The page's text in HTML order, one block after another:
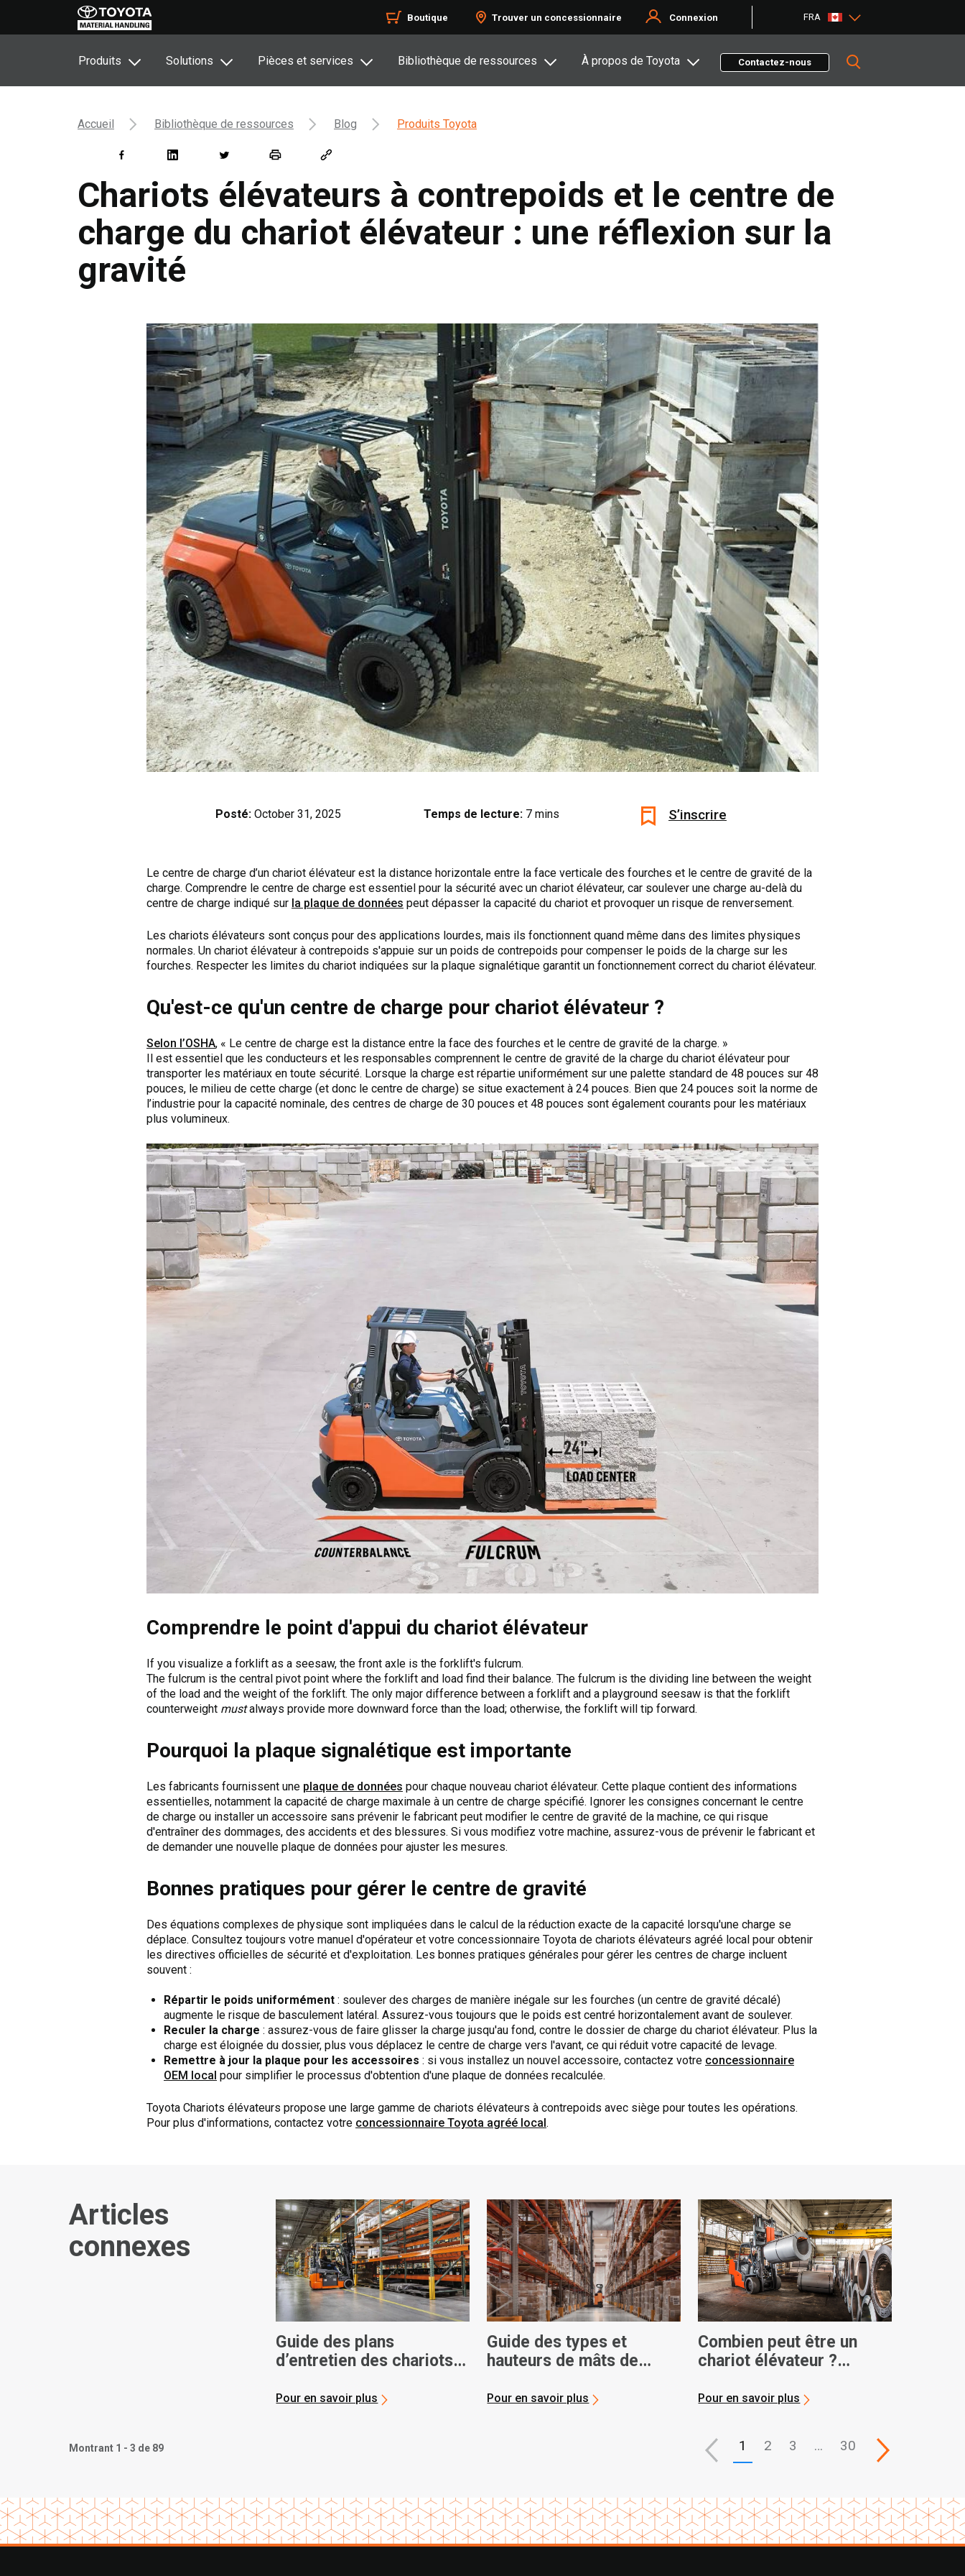
Boutique Trouver un concessionnaire Connexion FRA
Produits Solutions Pièces et services Bibliothèque de ressources À propos de Toyota Contactez-nous
Accueil Bibliothèque de ressources Blog Produits Toyota
Chariots élévateurs à contrepoids et le centre de
charge du chariot élévateur : une réflexion sur la
gravité
Posté: October 31, 2025 Temps de lecture: 7 mins S’inscrire
Le centre de charge d’un chariot élévateur est la distance horizontale entre la face verticale des fourches et le centre de gravité de la
charge. Comprendre le centre de charge est essentiel pour la sécurité avec un chariot élévateur, car soulever une charge au-delà du
centre de charge indiqué sur la plaque de données peut dépasser la capacité du chariot et provoquer un risque de renversement.
Les chariots élévateurs sont conçus pour des applications lourdes, mais ils fonctionnent quand même dans des limites physiques
normales. Un chariot élévateur à contrepoids s'appuie sur un poids de contrepoids pour compenser le poids de la charge sur les
fourches. Respecter les limites du chariot indiquées sur la plaque signalétique garantit un fonctionnement correct du chariot élévateur.
Qu'est-ce qu'un centre de charge pour chariot élévateur ?
Selon l’OSHA, « Le centre de charge est la distance entre la face des fourches et le centre de gravité de la charge. »
Il est essentiel que les conducteurs et les responsables comprennent le centre de gravité de la charge du chariot élévateur pour
transporter les matériaux en toute sécurité. Lorsque la charge est répartie uniformément sur une palette standard de 48 pouces sur 48
pouces, le milieu de cette charge (et donc le centre de charge) se situe exactement à 24 pouces. Bien que 24 pouces soit la norme de
l’industrie pour la capacité nominale, des centres de charge de 30 pouces et 48 pouces sont également courants pour les matériaux
plus volumineux.
Comprendre le point d'appui du chariot élévateur
If you visualize a forklift as a seesaw, the front axle is the forklift's fulcrum.
The fulcrum is the central pivot point where the forklift and load find their balance. The fulcrum is the dividing line between the weight
of the load and the weight of the forklift. The only major difference between a forklift and a playground seesaw is that the forklift
counterweight mustalways provide more downward force than the load; otherwise, the forklift will tip forward.
Pourquoi la plaque signalétique est importante
Les fabricants fournissent une plaque de données pour chaque nouveau chariot élévateur. Cette plaque contient des informations
essentielles, notamment la capacité de charge maximale à un centre de charge spécifié. Ignorer les consignes concernant le centre
de charge ou installer un accessoire sans prévenir le fabricant peut modifier le centre de gravité de la machine, ce qui risque
d'entraîner des dommages, des accidents et des blessures. Si vous modifiez votre machine, assurez-vous de prévenir le fabricant et
de demander une nouvelle plaque de données pour ajuster les mesures.
Bonnes pratiques pour gérer le centre de gravité
Des équations complexes de physique sont impliquées dans le calcul de la réduction exacte de la capacité lorsqu'une charge se
déplace. Consultez toujours votre manuel d'opérateur et votre concessionnaire Toyota de chariots élévateurs agréé local pour obtenir
les directives officielles de sécurité et d'exploitation. Les bonnes pratiques générales pour gérer les centres de charge incluent
souvent :
Répartir le poids uniformément : soulever des charges de manière inégale sur les fourches (un centre de gravité décalé)
augmente le risque de basculement latéral. Assurez-vous toujours que le poids est centré horizontalement avant de soulever.
Reculer la charge : assurez-vous de faire glisser la charge jusqu'au fond, contre le dossier de charge du chariot élévateur. Plus la
charge est éloignée du dossier, plus vous déplacez le centre de charge vers l'avant, ce qui réduit votre capacité de levage.
Remettre à jour la plaque pour les accessoires : si vous installez un nouvel accessoire, contactez votre concessionnaire
OEM local pour simplifier le processus d'obtention d'une plaque de données recalculée.
Toyota Chariots élévateurs propose une large gamme de chariots élévateurs à contrepoids avec siège pour toutes les opérations.
Pour plus d'informations, contactez votre concessionnaire Toyota agréé local.
Articles
connexes
Guide des plans
d’entretien des chariots
Pour en savoir plus
Guide des types et
hauteurs de mâts de
Pour en savoir plus
Combien peut être un
chariot élévateur ?
maximales
Pour en savoir plus
Montrant 1 - 3 de 89 1 2 3 … 30